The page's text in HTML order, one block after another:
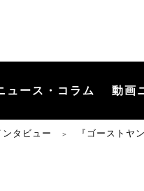
ュース・コラム 動画
ンタビュー ＞ 『ゴーストヤ